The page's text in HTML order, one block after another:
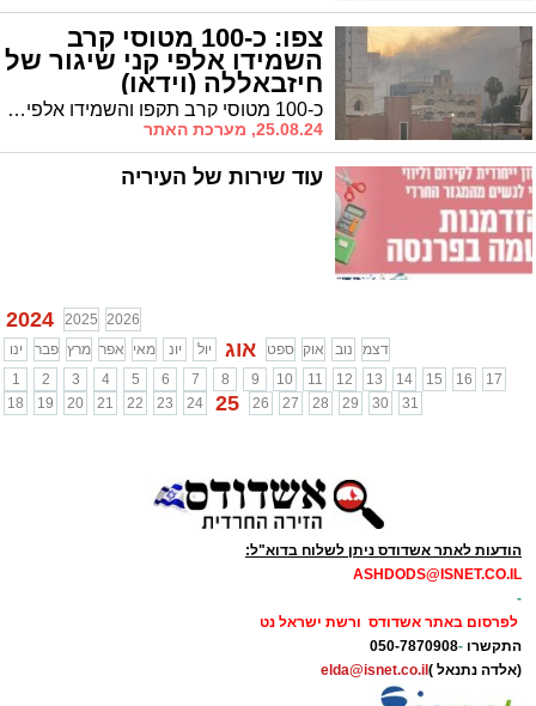
צפו: כ-100 מטוסי קרב
השמידו אלפי קני שיגור של
חיזבאללה (וידאו)
כ-100 מטוסי קרב תקפו והשמידו אלפי קני שיגור של ארגון הטרור חיזבאללה, מכוונים לירי מידי לעבר הצפון והמרכז
25.08.24, מערכת האתר
עוד שירות של העיריה
2024 2025 2026
ינו
פבר מרץ אפר מאי יונ יול אוג ספט אוק נוב
דצמ
1
2 3 4 5 6 7 8 9 10 11 12 13 14 15 16
17
18
19 20 21 22 23 24 25 26 27 28 29 30 31
הודעות לאתר אשדודס ניתן לשלוח בדוא"ל:
ASHDODS@ISNET.CO.IL
-
לפרסום באתר אשדודס ורשת ישראל נט
התקשרו -
050-7870908
(אלדה נתנאל ) elda@isnet.co.il